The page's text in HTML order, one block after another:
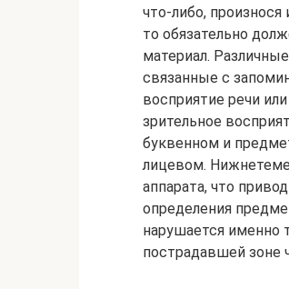
что-либо,
то обязательно
материал.
связанные с
восприятие речи
зрительное
буквенном и
лицевом.
аппарата, что
определения
нарушается именно
пострадавшей зоне